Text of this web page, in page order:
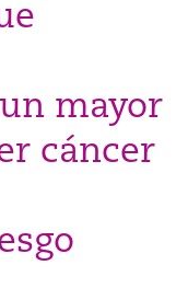
mayor
cáncer